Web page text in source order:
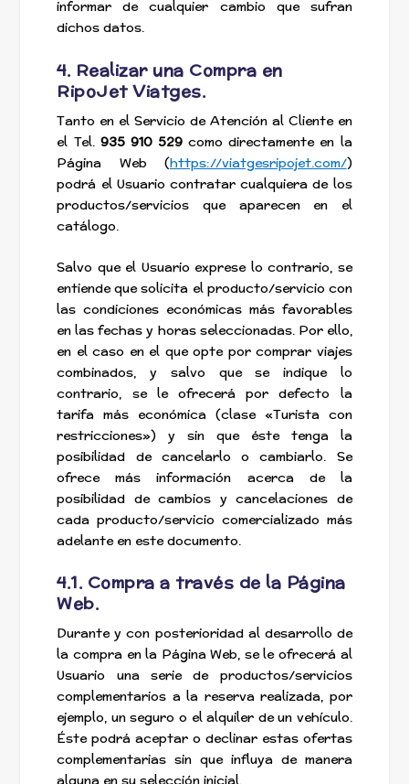
informar de cualquier cambio que sufran
dichos datos.
4. Realizar una Compra en
RipoJet Viatges.
Tanto en el Servicio de Atención al Cliente en
el Tel. 935 910 529 como directamente en la
Página Web (https://viatgesripojet.com/)
podrá el Usuario contratar cualquiera de los
productos/servicios que aparecen en el
catálogo.
Salvo que el Usuario exprese lo contrario, se
entiende que solicita el producto/servicio con
las condiciones económicas más favorables
en las fechas y horas seleccionadas. Por ello,
en el caso en el que opte por comprar viajes
combinados, y salvo que se indique lo
contrario, se le ofrecerá por defecto la
tarifa más económica (clase «Turista con
restricciones») y sin que éste tenga la
posibilidad de cancelarlo o cambiarlo. Se
ofrece más información acerca de la
posibilidad de cambios y cancelaciones de
cada producto/servicio comercializado más
adelante en este documento.
4.1. Compra a través de la Página
Web.
Durante y con posterioridad al desarrollo de
la compra en la Página Web, se le ofrecerá al
Usuario una serie de productos/servicios
complementarios a la reserva realizada, por
ejemplo, un seguro o el alquiler de un vehículo.
Éste podrá aceptar o declinar estas ofertas
complementarias sin que influya de manera